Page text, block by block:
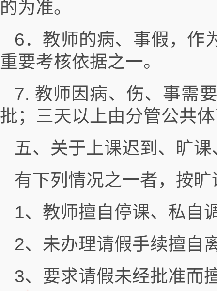
的为准。
6．教师的病、事假，作
重要考核依据之一。
7. 教师因病、伤、事需
批；三天以上由分管公共
五、关于上课迟到、旷
有下列情况之一者，按
1、教师擅自停课、私自
2、未办理请假手续擅自
3、要求请假未经批准而